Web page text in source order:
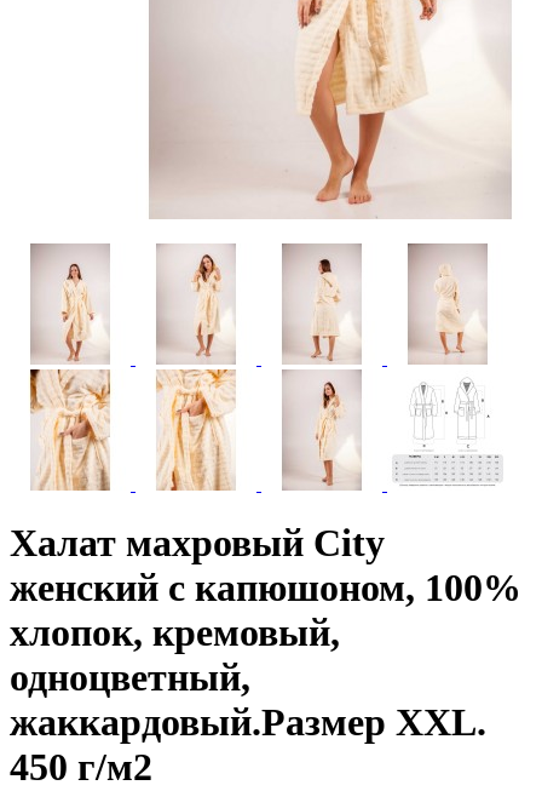
Халат махровый City
женский с капюшоном, 100%
хлопок, кремовый,
одноцветный,
жаккардовый.Размер XXL.
450 г/м2